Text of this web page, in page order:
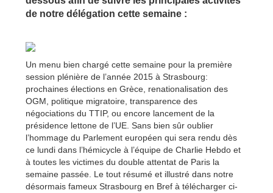
de notre délégation cette semaine :
Un menu bien chargé cette semaine pour la première
session plénière de l’année 2015 à Strasbourg:
prochaines élections en Grèce, renationalisation des
OGM, politique migratoire, transparence des
négociations du TTIP, ou encore lancement de la
présidence lettone de l’UE. Sans bien sûr oublier
l’hommage du Parlement européen qui sera rendu dès
ce lundi dans l’hémicycle à l’équipe de Charlie Hebdo et
à toutes les victimes du double attentat de Paris la
semaine passée. Le tout résumé et illustré dans notre
désormais fameux Strasbourg en Bref à télécharger ci-